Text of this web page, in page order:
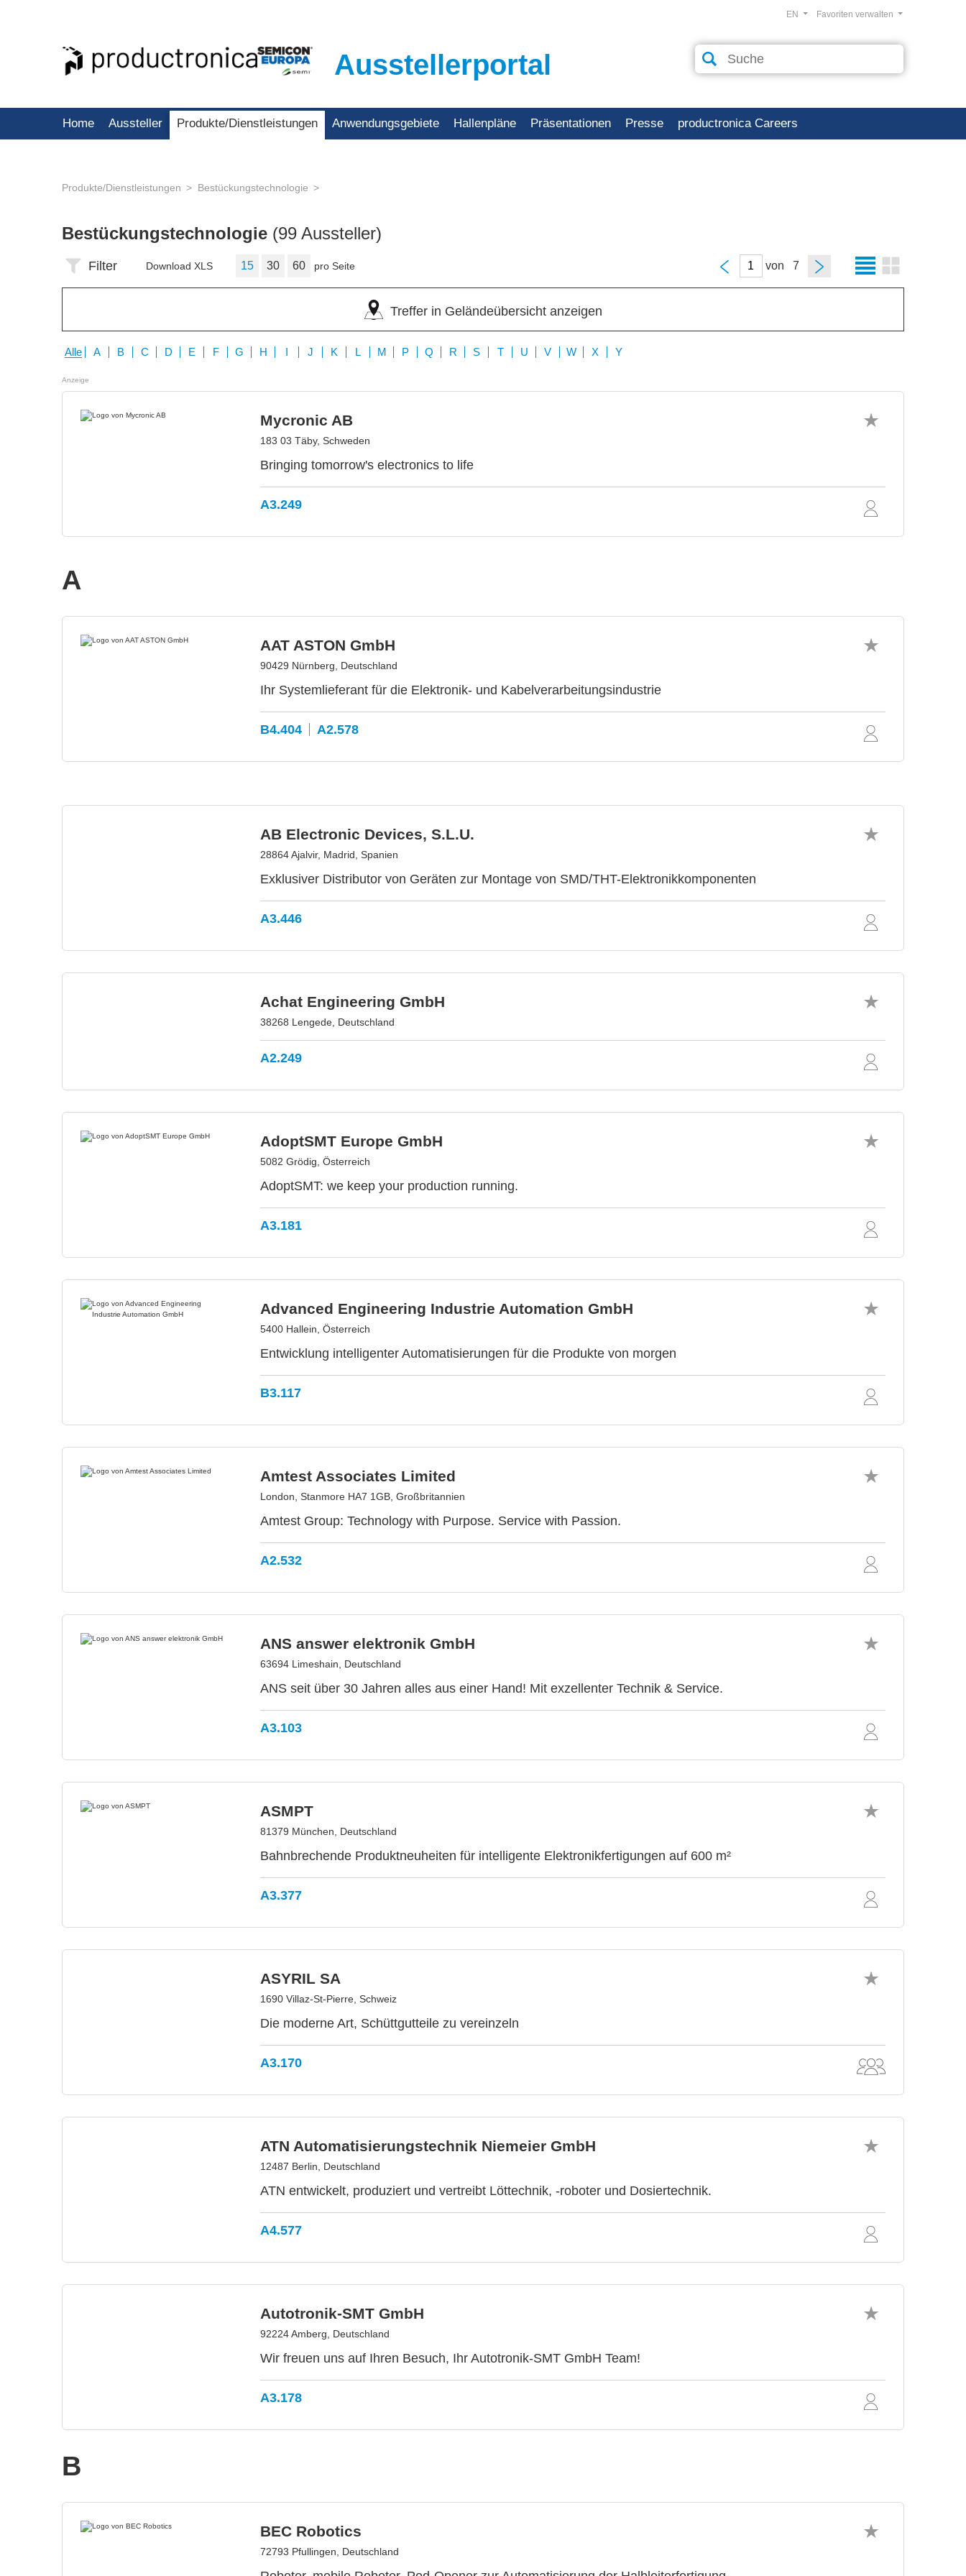
Ausstellerportal
Favoriten verwalten
EN
Home Aussteller Produkte/Dienstleistungen Anwendungsgebiete Hallenpläne Präsentationen Presse productronica Careers
Produkte/Dienstleistungen Bestückungstechnologie
Bestückungstechnologie (99 Aussteller)
Filter Download XLS 15 30 60 pro Seite von
Treffer in Geländeübersicht anzeigen
Alle A B C D E F G H I J K L M P Q R S T U V W X Y
Anzeige
Mycronic AB
183 03 Täby, Schweden
Bringing tomorrow's electronics to life
A3.249
A
AAT ASTON GmbH
90429 Nürnberg, Deutschland
Ihr Systemlieferant für die Elektronik- und Kabelverarbeitungsindustrie
B4.404 A2.578
AB Electronic Devices, S.L.U.
28864 Ajalvir, Madrid, Spanien
Exklusiver Distributor von Geräten zur Montage von SMD/THT-Elektronikkomponenten
A3.446
Achat Engineering GmbH
38268 Lengede, Deutschland
A2.249
AdoptSMT Europe GmbH
5082 Grödig, Österreich
AdoptSMT: we keep your production running.
A3.181
Advanced Engineering Industrie Automation GmbH
5400 Hallein, Österreich
Entwicklung intelligenter Automatisierungen für die Produkte von morgen
B3.117
Amtest Associates Limited
London, Stanmore HA7 1GB, Großbritannien
Amtest Group: Technology with Purpose. Service with Passion.
A2.532
ANS answer elektronik GmbH
63694 Limeshain, Deutschland
ANS seit über 30 Jahren alles aus einer Hand! Mit exzellenter Technik & Service.
A3.103
ASMPT
81379 München, Deutschland
Bahnbrechende Produktneuheiten für intelligente Elektronikfertigungen auf 600 m²
A3.377
ASYRIL SA
1690 Villaz-St-Pierre, Schweiz
Die moderne Art, Schüttgutteile zu vereinzeln
A3.170
ATN Automatisierungstechnik Niemeier GmbH
12487 Berlin, Deutschland
ATN entwickelt, produziert und vertreibt Löttechnik, -roboter und Dosiertechnik.
A4.577
Autotronik-SMT GmbH
92224 Amberg, Deutschland
Wir freuen uns auf Ihren Besuch, Ihr Autotronik-SMT GmbH Team!
A3.178
B
BEC Robotics
72793 Pfullingen, Deutschland